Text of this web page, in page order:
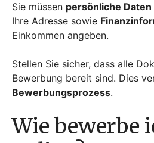
Sie müssen persönliche Daten
Ihre Adresse sowie
Einkommen angeben.
Stellen Sie sicher, dass alle
Bewerbung bereit sind. Dies
Bewerbungsprozess.
Wie bewerbe